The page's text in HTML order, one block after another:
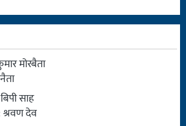
मोरबैता
साह
श्रवण देव